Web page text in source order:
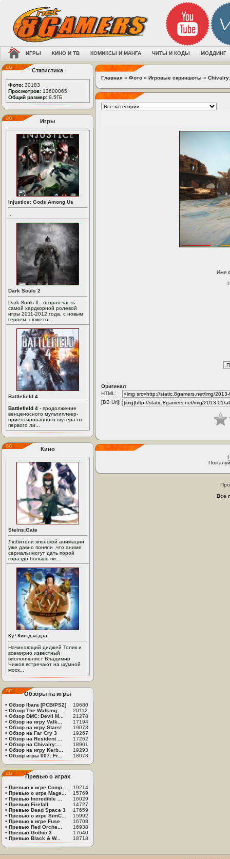
ИГРЫ КИНО И ТВ КОМИКСЫ И МАНГА ЧИТЫ И КОДЫ МОДДИНГ
Статистика
Фото: 30183
Просмотров: 13600065
Общий размер: 9.5ГБ
Игры
Injustice: Gods Among Us
Dark Souls 2
Dark Souls II - вторая часть
самой хардкорной ролевой
игры 2011-2012 года, с новым
героем, сюжето...
Battlefield 4
Battlefield 4 - продолжение
венценосного мультиплеер-
ориентированного шутера от
первого ли...
Кино
Steins;Gate
Любители японской анимации
уже давно поняли ,что аниме
сериалы могут дать порой
гораздо больше пи...
Ку! Кин-дза-дза
Начинающий диджей Толик и
всемирно известный
виолончелист Владимир
Чижов встречают на шумной
моск...
Обзоры на игры
• Обзор Ibara [PCB/PS2]
19680
• Обзор The Walking ...
20112
• Обзор DMC: Devil M...
21278
• Обзор на игру Valk...
17194
• Обзор на игру Stars!
19073
• Обзор на Far Cry 3
19267
• Обзор на Resident ...
17262
• Обзор на Chivalry:...
18901
• Обзор на игру Kerb...
19293
• Обзор игры 007: Fr... 18073
Превью о играх
• Превью к игре Comp...
19214
• Превью о игре Mage...
15769
• Превью Incredible ...
16029
• Превью Firefall
14727
• Превью Dead Space 3
17659
• Превью о игре SimC...
15992
• Превью к игре Fuse
16708
• Превью Red Orche...
16938
• Превью Gothic 3
17640
• Превью Black & W... 18718
Главная » Фото » Игровые скриншоты »
Имя
Оригинал
HTML:
[BB Url]:
Все